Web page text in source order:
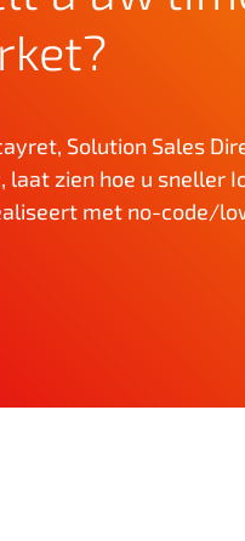
Solution Sales
laat zien hoe u sneller
met no-code/